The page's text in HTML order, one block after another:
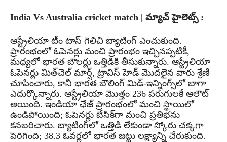
India Vs Australia cricket match | మ్యాచ్ హైలెట్స్ :
ఆస్ట్రేలియా టీం టాస్ గెలిచి బ్యాటింగ్ ఎంచుకుంది.
ప్రారంభంలో ఓపెనర్లు మంచి ప్రారంభం ఇచ్చినప్పటికీ,
మధ్యలో భారత బౌలర్లు ఒత్తిడికి తీసుకున్నారు. ఆస్ట్రేలియా
ఓపెనర్లు మిత్‌చెల్ మార్ష్, ట్రావిస్ హెడ్ మొదలైన వారు శ్రేణి
చూపించారు, కానీ భారత బౌలింగ్ మిడ్-ఇన్నింగ్స్‌లో బాగా
ఎదుర్కొన్నారు. ఆస్ట్రేలియా మొత్తం 236 పరుగులకే ఆలౌట్
అయింది. ఇండియా ఛేజ్ ప్రారంభంలో మంచి స్థాయిలో
ఉండిపోయింది; ఓపెనర్లు బేసిక్‌గా మంచి ప్రతిభను
కనబరిచారు. బ్యాటింగ్‌లో ఒత్తిడి లేకుండా స్కోరు చక్కగా
పెరిగింది; 38.3 ఓవర్లలో భారత జట్టు లక్ష్యాన్ని చేరుకుంది.